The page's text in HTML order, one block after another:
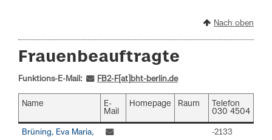
Nach oben
Frauenbeauftragte
Funktions-E-Mail: FB2-F[at]bht-berlin.de
Name
E-
Mail
Homepage Raum
Telefon
030 4504
Brüning, Eva Maria,
-2133